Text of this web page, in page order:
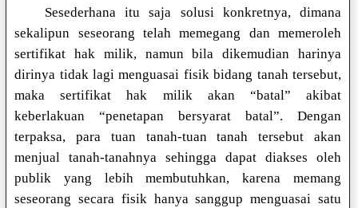
Sesederhana itu saja solusi konkretnya, dimana
sekalipun seseorang telah memegang dan memeroleh
sertifikat hak milik, namun bila dikemudian harinya
dirinya tidak lagi menguasai fisik bidang tanah tersebut,
maka sertifikat hak milik akan “batal” akibat
keberlakuan “penetapan bersyarat batal”. Dengan
terpaksa, para tuan tanah-tuan tanah tersebut akan
menjual tanah-tanahnya sehingga dapat diakses oleh
publik yang lebih membutuhkan, karena memang
seseorang secara fisik hanya sanggup menguasai satu